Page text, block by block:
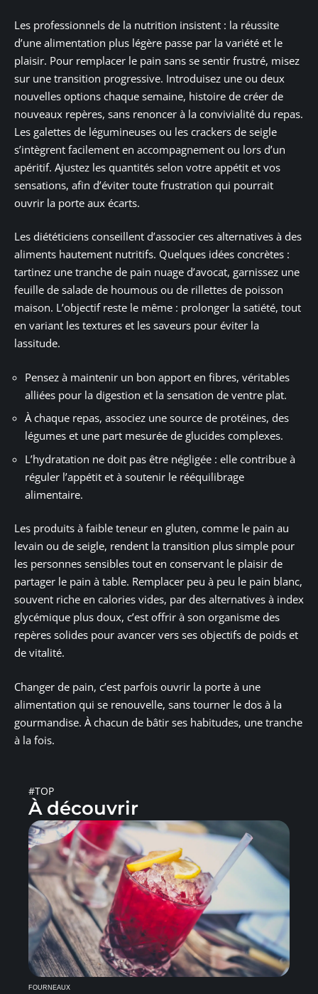
Les professionnels de la nutrition insistent : la réussite
d’une alimentation plus légère passe par la variété et le
plaisir. Pour remplacer le pain sans se sentir frustré, misez
sur une transition progressive. Introduisez une ou deux
nouvelles options chaque semaine, histoire de créer de
nouveaux repères, sans renoncer à la convivialité du repas.
Les galettes de légumineuses ou les crackers de seigle
s’intègrent facilement en accompagnement ou lors d’un
apéritif. Ajustez les quantités selon votre appétit et vos
sensations, afin d’éviter toute frustration qui pourrait
ouvrir la porte aux écarts.
Les diététiciens conseillent d’associer ces alternatives à des
aliments hautement nutritifs. Quelques idées concrètes :
tartinez une tranche de pain nuage d’avocat, garnissez une
feuille de salade de houmous ou de rillettes de poisson
maison. L’objectif reste le même : prolonger la satiété, tout
en variant les textures et les saveurs pour éviter la
lassitude.
Pensez à maintenir un bon apport en fibres, véritables
alliées pour la digestion et la sensation de ventre plat.
À chaque repas, associez une source de protéines, des
légumes et une part mesurée de glucides complexes.
L’hydratation ne doit pas être négligée : elle contribue à
réguler l’appétit et à soutenir le rééquilibrage
alimentaire.
Les produits à faible teneur en gluten, comme le pain au
levain ou de seigle, rendent la transition plus simple pour
les personnes sensibles tout en conservant le plaisir de
partager le pain à table. Remplacer peu à peu le pain blanc,
souvent riche en calories vides, par des alternatives à index
glycémique plus doux, c’est offrir à son organisme des
repères solides pour avancer vers ses objectifs de poids et
de vitalité.
Changer de pain, c’est parfois ouvrir la porte à une
alimentation qui se renouvelle, sans tourner le dos à la
gourmandise. À chacun de bâtir ses habitudes, une tranche
à la fois.
#TOP
À découvrir
FOURNEAUX